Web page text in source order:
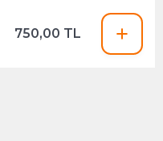
750,00 TL